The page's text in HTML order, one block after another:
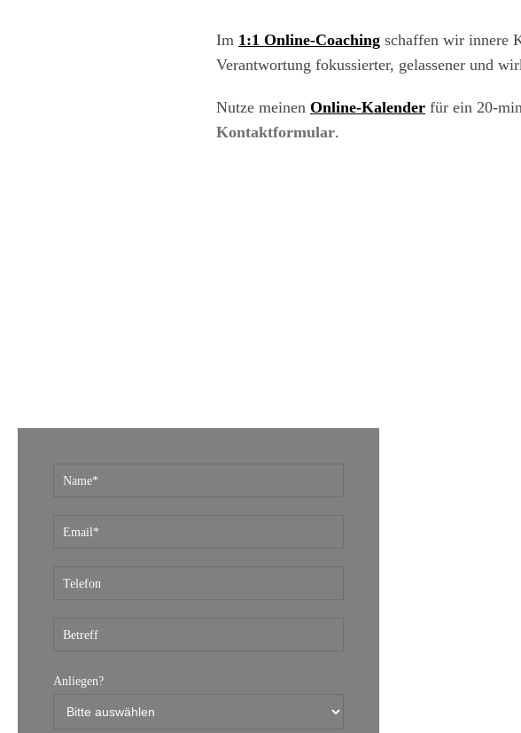
Im 1:1 Online-Coaching schaffen wir innere
Verantwortung fokussierter, gelassener und
Nutze meinen Online-Kalender für ein 20-
Kontaktformular.
Anliegen?